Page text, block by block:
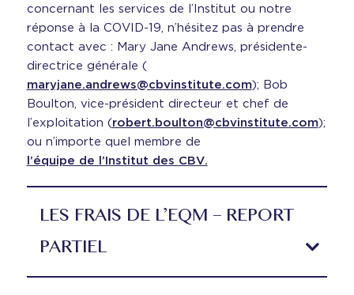
concernant les services de l’Institut ou notre
réponse à la COVID-19, n’hésitez pas à prendre
contact avec : Mary Jane Andrews, présidente-
directrice générale (
maryjane.andrews@cbvinstitute.com); Bob
Boulton, vice-président directeur et chef de
l’exploitation (robert.boulton@cbvinstitute.com);
ou n’importe quel membre de
l’équipe de l’Institut des CBV.
LES FRAIS DE L’EQM – REPORT
PARTIEL